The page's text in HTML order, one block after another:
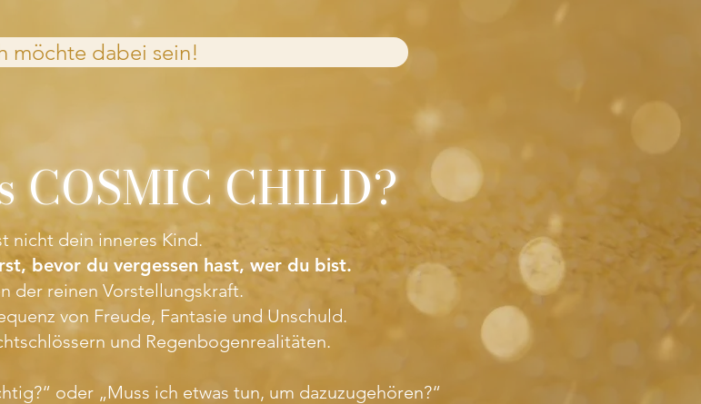
möchte dabei sein!
COSMIC CHILD?
nicht dein inneres Kind.
bevor du vergessen hast, wer du bist.
der reinen Vorstellungskraft.
von Freude, Fantasie und Unschuld.
und Regenbogenrealitäten.
oder „Muss ich etwas tun, um dazuzugehören?“